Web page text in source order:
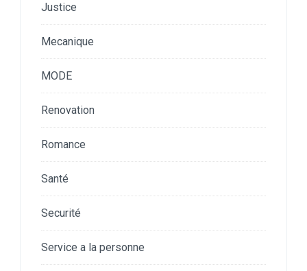
Justice
Mecanique
MODE
Renovation
Romance
Santé
Securité
Service a la personne